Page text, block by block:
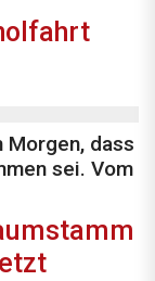
dass
sei. Vom